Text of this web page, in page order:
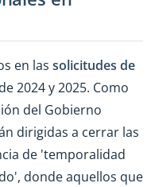
en las solicitudes de
2024 y 2025. Como
del Gobierno
dirigidas a cerrar las
de 'temporalidad
donde aquellos que